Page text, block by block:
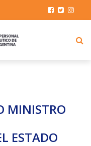
MINISTRO
ESTADO